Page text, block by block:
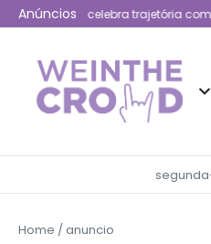
Ir para o conteúdo
Anúncios
Lagum celebra trajetória com
Home /anuncio